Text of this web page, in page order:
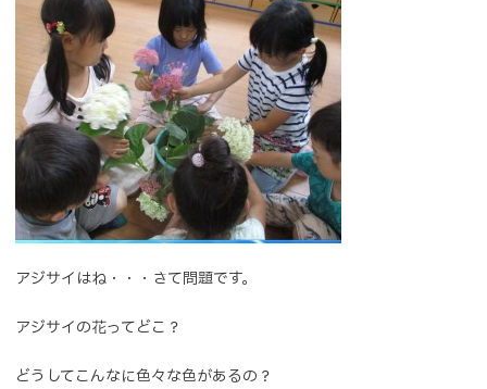
アジサイはね・・・さて問題です。
アジサイの花ってどこ？
どうしてこんなに色々な色があるの？